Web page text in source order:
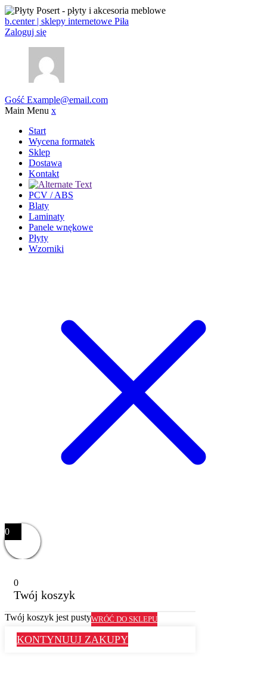
b.center | sklepy internetowe Piła
Zaloguj się
Gość Example@email.com
Main Menu x
Start
Wycena formatek
Sklep
Dostawa
Kontakt
PCV / ABS
Blaty
Laminaty
Panele wnękowe
Płyty
Wzorniki
0
0
Twój koszyk
Twój koszyk jest pustyWRÓĆ DO SKLEPU
KONTYNUUJ ZAKUPY